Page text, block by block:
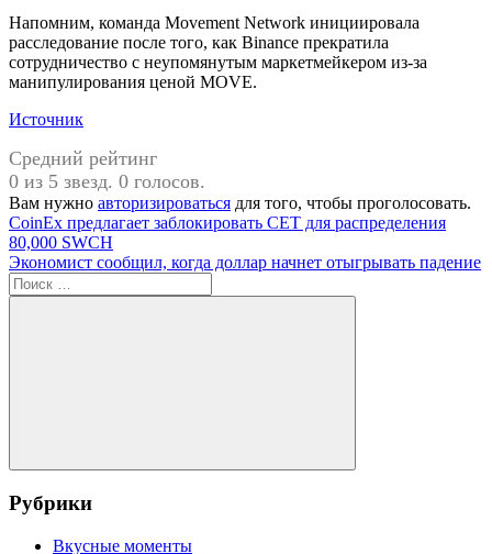
Напомним, команда Movement Network инициировала
расследование после того, как Binance прекратила
сотрудничество с неупомянутым маркетмейкером из-за
манипулирования ценой MOVE.
Источник
Средний рейтинг
0 из 5 звезд. 0 голосов.
Вам нужно авторизироваться для того, чтобы проголосовать.
О
нас
Навигация
по
записям
Предыдущая
запись:
CoinEx предлагает заблокировать CET для распределения
80,000 SWCH
Следующая
запись:
Экономист сообщил, когда доллар начнет отыгрывать падение
Поиск
для:
Поиск
Рубрики
Вкусные моменты